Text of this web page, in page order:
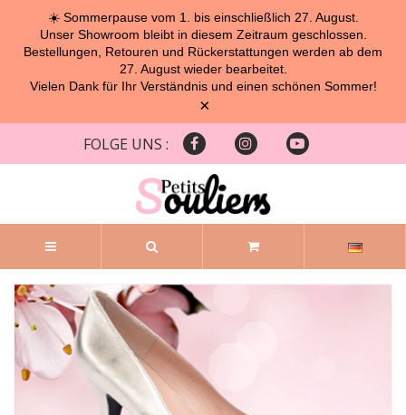
☀️ Sommerpause vom 1. bis einschließlich 27. August.
Unser Showroom bleibt in diesem Zeitraum geschlossen.
Bestellungen, Retouren und Rückerstattungen werden ab dem
27. August wieder bearbeitet.
Vielen Dank für Ihr Verständnis und einen schönen Sommer!
×
FOLGE UNS :